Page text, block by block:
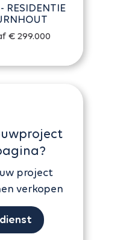
RESIDENTIE
€ 299.000
project
verkopen